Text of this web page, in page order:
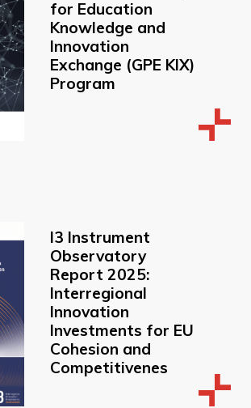
for Education
Knowledge and
Innovation
Exchange (GPE KIX)
Program
I3 Instrument
Observatory
Report 2025:
Interregional
Innovation
Investments for EU
Cohesion and
Competitivenes